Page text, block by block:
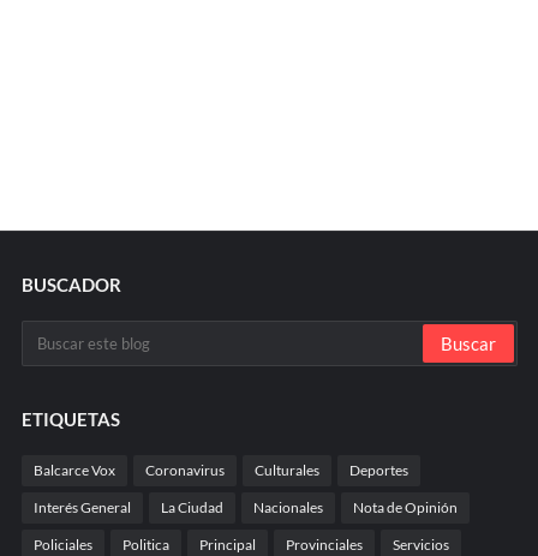
BUSCADOR
ETIQUETAS
Balcarce Vox Coronavirus Culturales Deportes
Interés General La Ciudad Nacionales Nota de Opinión
Policiales Politica Principal Provinciales Servicios